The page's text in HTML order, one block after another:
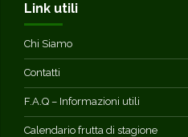
Link utili
Chi Siamo
Contatti
F.A.Q – Informazioni utili
Calendario frutta di stagione